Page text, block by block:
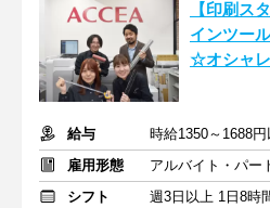
【印刷ス
インツー
☆オシャ
給与
雇用形態
アルバイト・パー
シフト
週3日以上 1日8時